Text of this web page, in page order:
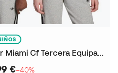
Jersey Inter Miami Cf Tercera Equipación 2025-2026 Niño
€−40%